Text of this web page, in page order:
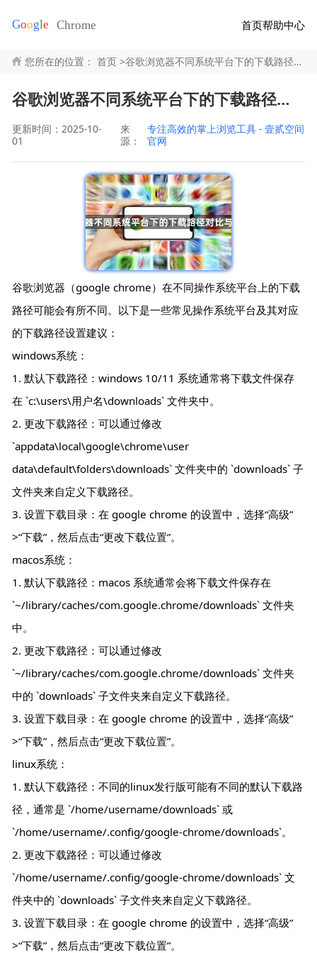
首页帮助中心
您所在的位置： 首页 >谷歌浏览器不同系统平台下的下载路径对比与设置建议
谷歌浏览器不同系统平台下的下载路径对比与设置建议
更新时间：2025-10-
01
来
源：
专注高效的掌上浏览工具 - 壹贰空间
官网
谷歌浏览器（google chrome）在不同操作系统平台上的下载
路径可能会有所不同。以下是一些常见操作系统平台及其对应
的下载路径设置建议：
windows系统：
1. 默认下载路径：windows 10/11 系统通常将下载文件保存
在 `c:\users\用户名\downloads` 文件夹中。
2. 更改下载路径：可以通过修改
`appdata\local\google\chrome\user
data\default\folders\downloads` 文件夹中的 `downloads` 子
文件夹来自定义下载路径。
3. 设置下载目录：在 google chrome 的设置中，选择“高级”
>“下载”，然后点击“更改下载位置”。
macos系统：
1. 默认下载路径：macos 系统通常会将下载文件保存在
`~/library/caches/com.google.chrome/downloads` 文件夹
中。
2. 更改下载路径：可以通过修改
`~/library/caches/com.google.chrome/downloads` 文件夹
中的 `downloads` 子文件夹来自定义下载路径。
3. 设置下载目录：在 google chrome 的设置中，选择“高级”
>“下载”，然后点击“更改下载位置”。
linux系统：
1. 默认下载路径：不同的linux发行版可能有不同的默认下载路
径，通常是 `/home/username/downloads` 或
`/home/username/.config/google-chrome/downloads`。
2. 更改下载路径：可以通过修改
`/home/username/.config/google-chrome/downloads` 文
件夹中的 `downloads` 子文件夹来自定义下载路径。
3. 设置下载目录：在 google chrome 的设置中，选择“高级”
>“下载”，然后点击“更改下载位置”。